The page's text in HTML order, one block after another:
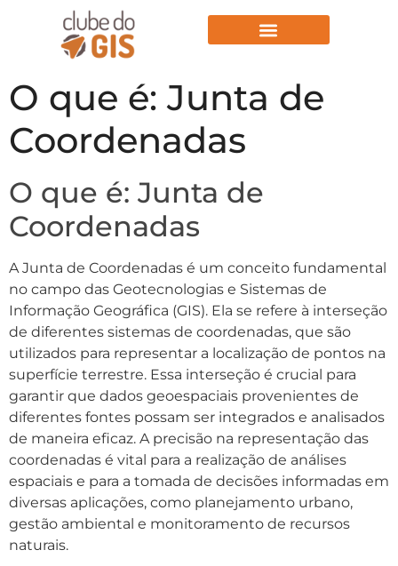
O que é: Junta de
Coordenadas
O que é: Junta de
Coordenadas
A Junta de Coordenadas é um conceito fundamental
no campo das Geotecnologias e Sistemas de
Informação Geográfica (GIS). Ela se refere à interseção
de diferentes sistemas de coordenadas, que são
utilizados para representar a localização de pontos na
superfície terrestre. Essa interseção é crucial para
garantir que dados geoespaciais provenientes de
diferentes fontes possam ser integrados e analisados
de maneira eficaz. A precisão na representação das
coordenadas é vital para a realização de análises
espaciais e para a tomada de decisões informadas em
diversas aplicações, como planejamento urbano,
gestão ambiental e monitoramento de recursos
naturais.